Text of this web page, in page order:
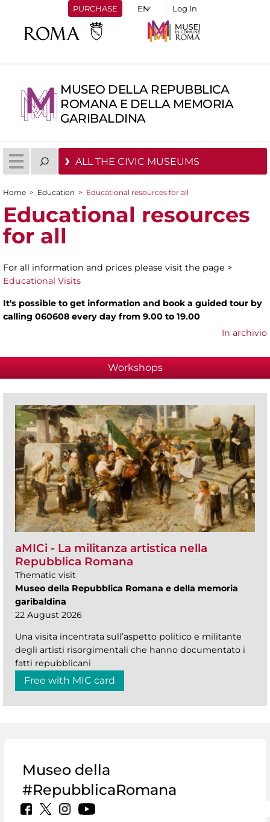
PURCHASE Log In
MUSEO DELLA REPUBBLICA
ROMANA E DELLA MEMORIA
GARIBALDINA
ALL THE CIVIC MUSEUMS
You are here
Home > Education > Educational resources for all
Educational resources
for all
For all information and prices please visit the page >
Educational Visits
It's possible to get information and book a guided tour by
calling 060608 every day from 9.00 to 19.00
In archivio
Workshops
aMICi - La militanza artistica nella
Repubblica Romana
Thematic visit
Museo della Repubblica Romana e della memoria
garibaldina
22 August 2026
Una visita incentrata sull’aspetto politico e militante
degli artisti risorgimentali che hanno documentato i
fatti repubblicani
Free with MIC card
Museo della
#RepubblicaRomana